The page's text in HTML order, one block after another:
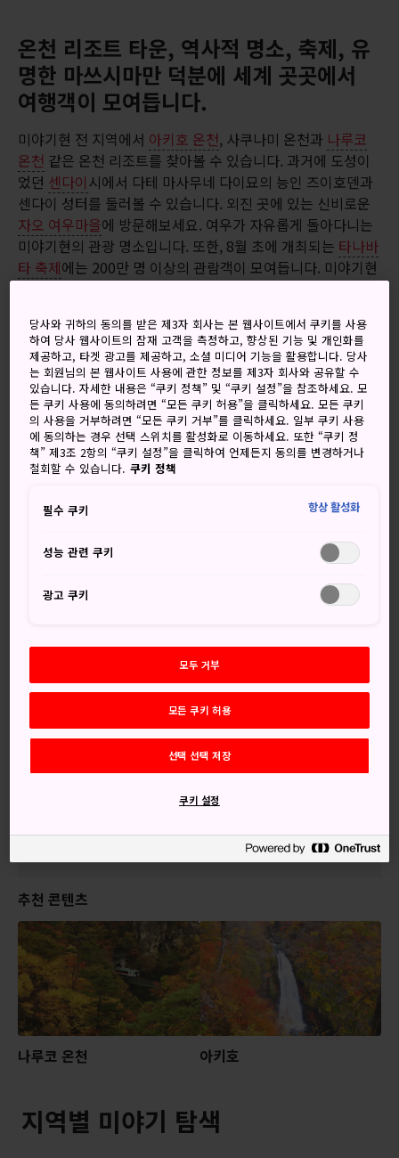
온천 리조트 타운, 역사적 명소, 축제, 유
명한 마쓰시마만 덕분에 세계 곳곳에서
여행객이 모여듭니다.
미야기현 전 지역에서 아키호 온천, 사쿠나미 온천과 나루코
온천 같은 온천 리조트를 찾아볼 수 있습니다. 과거에 도성이
었던 센다이시에서 다테 마사무네 다이묘의 능인 즈이호덴과
센다이 성터를 둘러볼 수 있습니다. 외진 곳에 있는 신비로운
자오 여우마을에 방문해보세요. 여우가 자유롭게 돌아다니는
미야기현의 관광 명소입니다. 또한, 8월 초에 개최되는 타나바
타 축제에는 200만 명 이상의 관람객이 모여듭니다. 미야기현
오시는 길
도쿄에서 미야기현의 현청 소재지 센다이까지 JR 도호쿠 신칸
센으로 1시간 30분 정도 소요됩니다. 오사카, 삿포로, 히로시
마, 고베, 후쿠오카, 나고야, 이즈모 및 오키나와에서 국내선을
이용하면 센다이 공항까지 1~2시간 정도 걸립니다.
더 자세한 내용 보기
놓치지 마세요
일본에서 가장 경치 좋은 곳으로 평가받는 마쓰시
겨울철 자오 마을 언덕 위의 환상적인 ‘스노우 몬스
터’
고양이 섬 또는 자오 여우마을에서 볼 수 있는 귀여
운 동물들의 매력
아키호 온천, 사쿠나미 온천, 나루코 온천에서 즐기
추천 콘텐츠
나루코 온천 아키호
지역별 미야기 탐색
당사와 귀하의 동의를 받은 제3자 회사는 본 웹사이트에서 쿠키를 사용
하여 당사 웹사이트의 잠재 고객을 측정하고, 향상된 기능 및 개인화를
제공하고, 타겟 광고를 제공하고, 소셜 미디어 기능을 활용합니다. 당사
는 회원님의 본 웹사이트 사용에 관한 정보를 제3자 회사와 공유할 수
있습니다. 자세한 내용은 “쿠키 정책” 및 “쿠키 설정”을 참조하세요. 모
든 쿠키 사용에 동의하려면 “모든 쿠키 허용”을 클릭하세요. 모든 쿠키
의 사용을 거부하려면 “모든 쿠키 거부”를 클릭하세요. 일부 쿠키 사용
에 동의하는 경우 선택 스위치를 활성화로 이동하세요. 또한 “쿠키 정
책” 제3조 2항의 “쿠키 설정”을 클릭하여 언제든지 동의를 변경하거나
철회할 수 있습니다. 쿠키 정책
필수 쿠키 항상 활성화
성능 관련 쿠키
광고 쿠키
모두 거부
모든 쿠키 허용
선택 선택 저장
쿠키 설정